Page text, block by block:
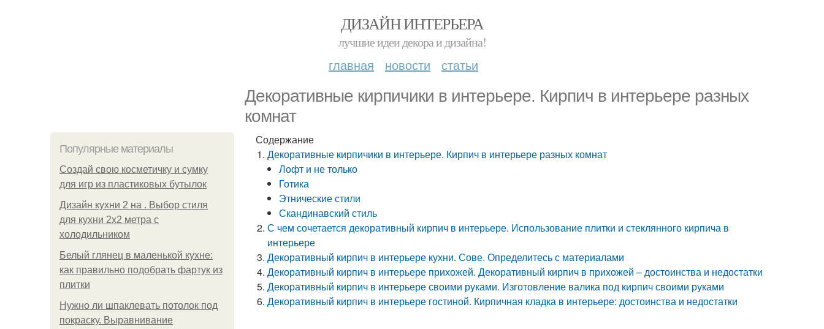
ДИЗАЙН ИНТЕРЬЕРА
лучшие идеи декора и дизайна!
главная новости статьи
Декоративные кирпичики в интерьере. Кирпич в интерьере разных
комнат
Популярные материалы
Создай свою косметичку и сумку
для игр из пластиковых бутылок
Дизайн кухни 2 на . Выбор стиля
для кухни 2х2 метра с
холодильником
Белый глянец в маленькой кухне:
как правильно подобрать фартук из
плитки
Нужно ли шпаклевать потолок под
покраску. Выравнивание
Содержание
Декоративные кирпичики в интерьере. Кирпич в интерьере разных комнат
Лофт и не только
Готика
Этнические стили
Скандинавский стиль
С чем сочетается декоративный кирпич в интерьере. Использование плитки и стеклянного кирпича в
интерьере
Декоративный кирпич в интерьере кухни. Сове. Определитесь с материалами
Декоративный кирпич в интерьере прихожей. Декоративный кирпич в прихожей – достоинства и недостатки
Декоративный кирпич в интерьере своими руками. Изготовление валика под кирпич своими руками
Декоративный кирпич в интерьере гостиной. Кирпичная кладка в интерьере: достоинства и недостатки